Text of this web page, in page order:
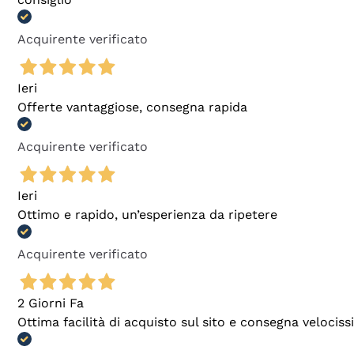
Acquirente verificato
Ieri
Offerte vantaggiose, consegna rapida
Acquirente verificato
Ieri
Ottimo e rapido, un’esperienza da ripetere
Acquirente verificato
2 Giorni Fa
Ottima facilità di acquisto sul sito e consegna